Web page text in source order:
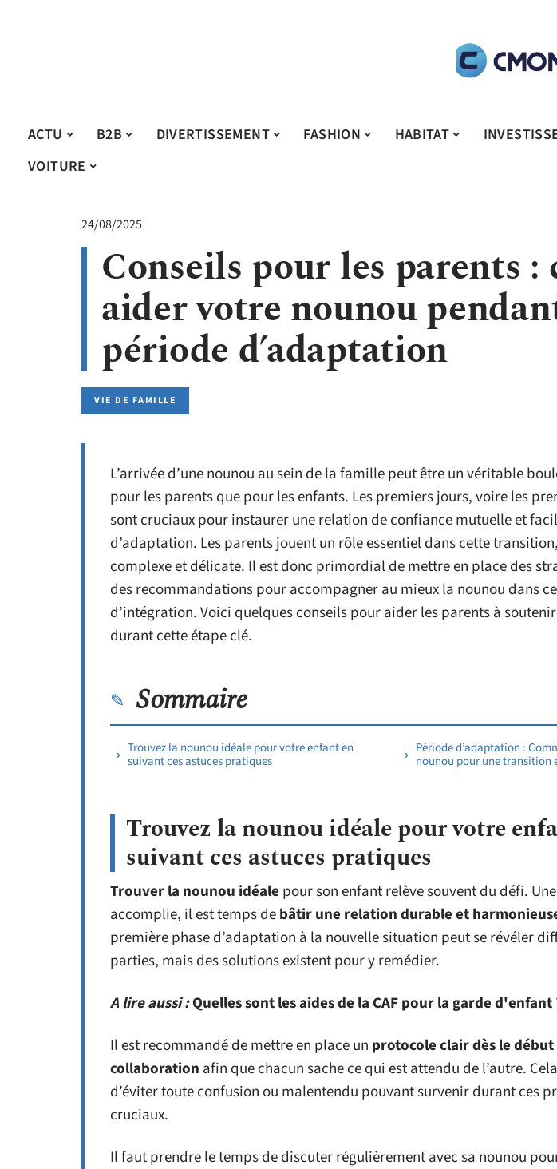
ACTU B2B DIVERTISSEMENT FASHION HABITAT
VOITURE
24/08/2025
Conseils pour les parents :
aider votre nounou
période d’adaptation
VIE DE FAMILLE
L’arrivée d’une nounou au sein de la famille peut être un véritable
pour les parents que pour les enfants. Les premiers jours, voire les
sont cruciaux pour instaurer une relation de confiance mutuelle et
d’adaptation. Les parents jouent un rôle essentiel dans cette
complexe et délicate. Il est donc primordial de mettre en place des
des recommandations pour accompagner au mieux la nounou dans
d’intégration. Voici quelques conseils pour aider les parents à
durant cette étape clé.
Sommaire
Trouvez la nounou idéale pour votre enfant en
suivant ces astuces pratiques
Période d’adaptation :
nounou pour une transition
Trouvez la nounou idéale pour votre
suivant ces astuces pratiques
Trouver la nounou idéale pour son enfant relève souvent du défi.
accomplie, il est temps debâtir une relation durable et
première phase d’adaptation à la nouvelle situation peut se révéler
parties, mais des solutions existent pour y remédier.
A lire aussi :Quelles sont les aides de la CAF pour la garde d'enfant
Il est recommandé de mettre en place un protocole clair dès le début
collaboration afin que chacun sache ce qui est attendu de l’autre.
d’éviter toute confusion ou malentendu pouvant survenir durant ces
cruciaux.
Il faut prendre le temps de discuter régulièrement avec sa nounou